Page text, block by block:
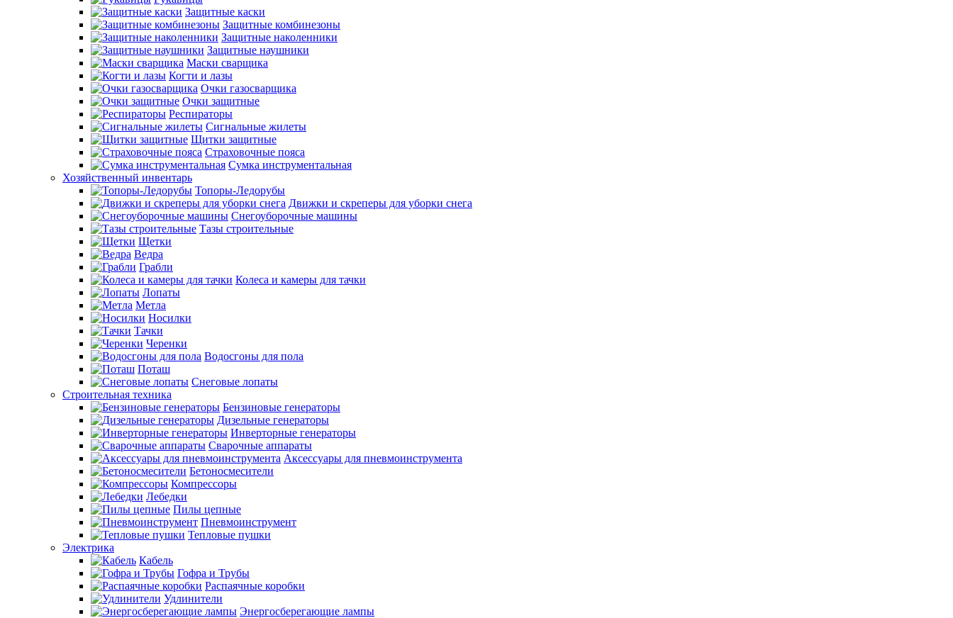
Защитные каски
Защитные комбинезоны
Защитные наколенники
Защитные наушники
Маски сварщика
Когти и лазы
Очки газосварщика
Очки защитные
Респираторы
Сигнальные жилеты
Щитки защитные
Страховочные пояса
Сумка инструментальная
Хозяйственный инвентарь
Топоры-Ледорубы
Движки и скреперы для уборки снега
Снегоуборочные машины
Тазы строительные
Щетки
Ведра
Грабли
Колеса и камеры для тачки
Лопаты
Метла
Носилки
Тачки
Черенки
Водосгоны для пола
Поташ
Снеговые лопаты
Строительная техника
Бензиновые генераторы
Дизельные генераторы
Инверторные генераторы
Сварочные аппараты
Аксессуары для пневмоинструмента
Бетоносмесители
Компрессоры
Лебедки
Пилы цепные
Пневмоинструмент
Тепловые пушки
Электрика
Кабель
Гофра и Трубы
Распаячные коробки
Удлинители
Энергосберегающие лампы